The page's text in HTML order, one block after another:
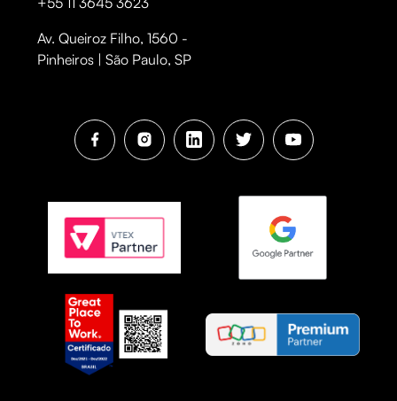
Av. Queiroz Filho, 1560 -
Pinheiros | São Paulo, SP